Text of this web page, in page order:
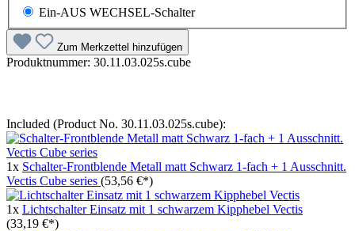
Ein-AUS WECHSEL-Schalter
Zum Merkzettel hinzufügen
Produktnummer: 30.11.03.025s.cube
Included (Product No. 30.11.03.025s.cube):
1x Schalter-Frontblende Metall matt Schwarz 1-fach + 1 Ausschnitt.
Vectis Cube series (53,56 €*)
1x Lichtschalter Einsatz mit 1 schwarzem Kipphebel Vectis
(33,19 €*)